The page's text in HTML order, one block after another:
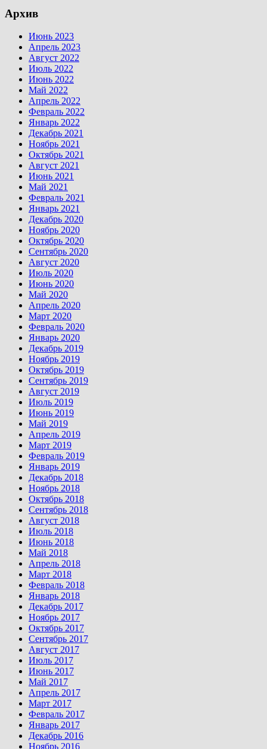
Архив
Июнь 2023
Апрель 2023
Август 2022
Июль 2022
Июнь 2022
Май 2022
Апрель 2022
Февраль 2022
Январь 2022
Декабрь 2021
Ноябрь 2021
Октябрь 2021
Август 2021
Июнь 2021
Май 2021
Февраль 2021
Январь 2021
Декабрь 2020
Ноябрь 2020
Октябрь 2020
Сентябрь 2020
Август 2020
Июль 2020
Июнь 2020
Май 2020
Апрель 2020
Март 2020
Февраль 2020
Январь 2020
Декабрь 2019
Ноябрь 2019
Октябрь 2019
Сентябрь 2019
Август 2019
Июль 2019
Июнь 2019
Май 2019
Апрель 2019
Март 2019
Февраль 2019
Январь 2019
Декабрь 2018
Ноябрь 2018
Октябрь 2018
Сентябрь 2018
Август 2018
Июль 2018
Июнь 2018
Май 2018
Апрель 2018
Март 2018
Февраль 2018
Январь 2018
Декабрь 2017
Ноябрь 2017
Октябрь 2017
Сентябрь 2017
Август 2017
Июль 2017
Июнь 2017
Май 2017
Апрель 2017
Март 2017
Февраль 2017
Январь 2017
Декабрь 2016
Ноябрь 2016